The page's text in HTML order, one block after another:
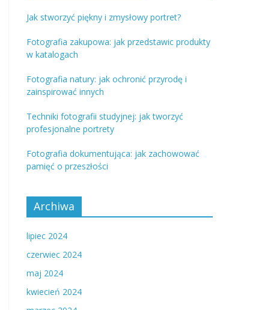
Jak stworzyć piękny i zmysłowy portret?
Fotografia zakupowa: jak przedstawic produkty
w katalogach
Fotografia natury: jak ochronić przyrodę i
zainspirować innych
Techniki fotografii studyjnej: jak tworzyć
profesjonalne portrety
Fotografia dokumentująca: jak zachowować
pamięć o przeszłości
Archiwa
lipiec 2024
czerwiec 2024
maj 2024
kwiecień 2024